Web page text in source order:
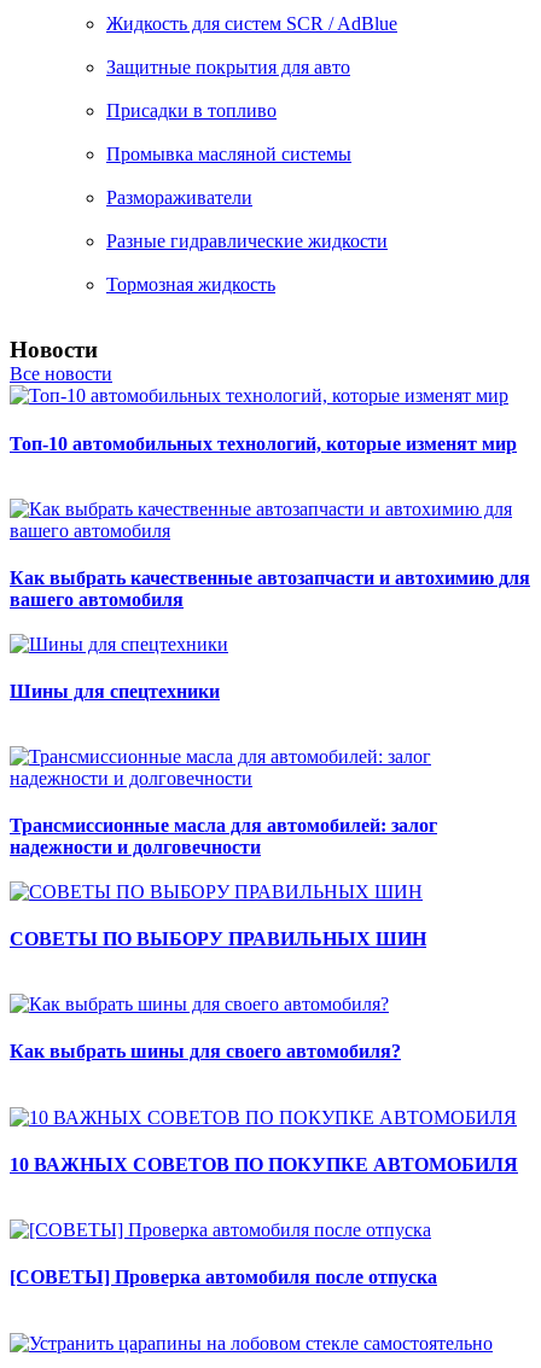
Жидкость для систем SCR / AdBlue
Защитные покрытия для авто
Присадки в топливо
Промывка масляной системы
Размораживатели
Разные гидравлические жидкости
Тормозная жидкость
Новости
Все новости
Топ-10 автомобильных технологий, которые изменят мир
Как выбрать качественные автозапчасти и автохимию для
вашего автомобиля
Шины для спецтехники
Трансмиссионные масла для автомобилей: залог
надежности и долговечности
СОВЕТЫ ПО ВЫБОРУ ПРАВИЛЬНЫХ ШИН
Как выбрать шины для своего автомобиля?
10 ВАЖНЫХ СОВЕТОВ ПО ПОКУПКЕ АВТОМОБИЛЯ
[СОВЕТЫ] Проверка автомобиля после отпуска